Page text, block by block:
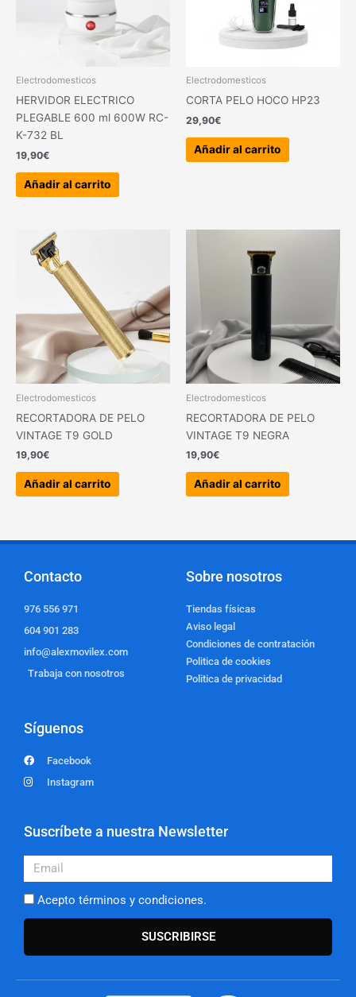
Electrodomesticos
HERVIDOR ELECTRICO
PLEGABLE 600 ml 600W RC-
K-732 BL
19,90€
Añadir al carrito
Electrodomesticos
CORTA PELO HOCO HP23
29,90€
Añadir al carrito
Electrodomesticos
RECORTADORA DE PELO
VINTAGE T9 GOLD
19,90€
Añadir al carrito
Electrodomesticos
RECORTADORA DE PELO
VINTAGE T9 NEGRA
19,90€
Añadir al carrito
Contacto
976 556 971
604 901 283
info@alexmovilex.com
Trabaja con nosotros
Sobre nosotros
Tiendas físicas
Aviso legal
Condiciones de contratación
Politica de cookies
Politica de privacidad
Síguenos
Facebook
Instagram
Suscríbete a nuestra Newsletter
Email
Acepto términos y condiciones.
SUSCRIBIRSE